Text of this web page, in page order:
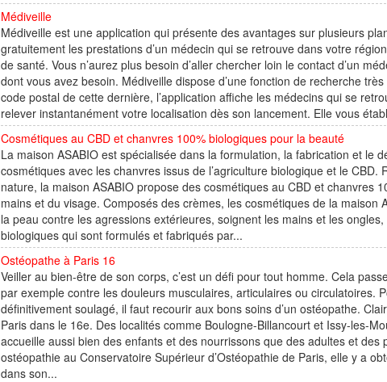
Médiveille
Médiveille est une application qui présente des avantages sur plusieurs
gratuitement les prestations d’un médecin qui se retrouve dans votre
de santé. Vous n’aurez plus besoin d’aller chercher loin le contact d’un
dont vous avez besoin. Médiveille dispose d’une fonction de recherche
code postal de cette dernière, l’application affiche les médecins qui se
relever instantanément votre localisation dès son lancement. Elle vous
Cosmétiques au CBD et chanvres 100% biologiques pour la beauté
La maison ASABIO est spécialisée dans la formulation, la fabrication et le
cosmétiques avec les chanvres issus de l’agriculture biologique et le
nature, la maison ASABIO propose des cosmétiques au CBD et chanvres
mains et du visage. Composés des crèmes, les cosmétiques de la maison
la peau contre les agressions extérieures, soignent les mains et les
biologiques qui sont formulés et fabriqués par...
Ostéopathe à Paris 16
Veiller au bien-être de son corps, c’est un défi pour tout homme. Cela
par exemple contre les douleurs musculaires, articulaires ou circulatoires.
définitivement soulagé, il faut recourir aux bons soins d’un ostéopathe.
Paris dans le 16e. Des localités comme Boulogne-Billancourt et Issy-les-
accueille aussi bien des enfants et des nourrissons que des adultes et
ostéopathie au Conservatoire Supérieur d’Ostéopathie de Paris, elle y a
dans son...